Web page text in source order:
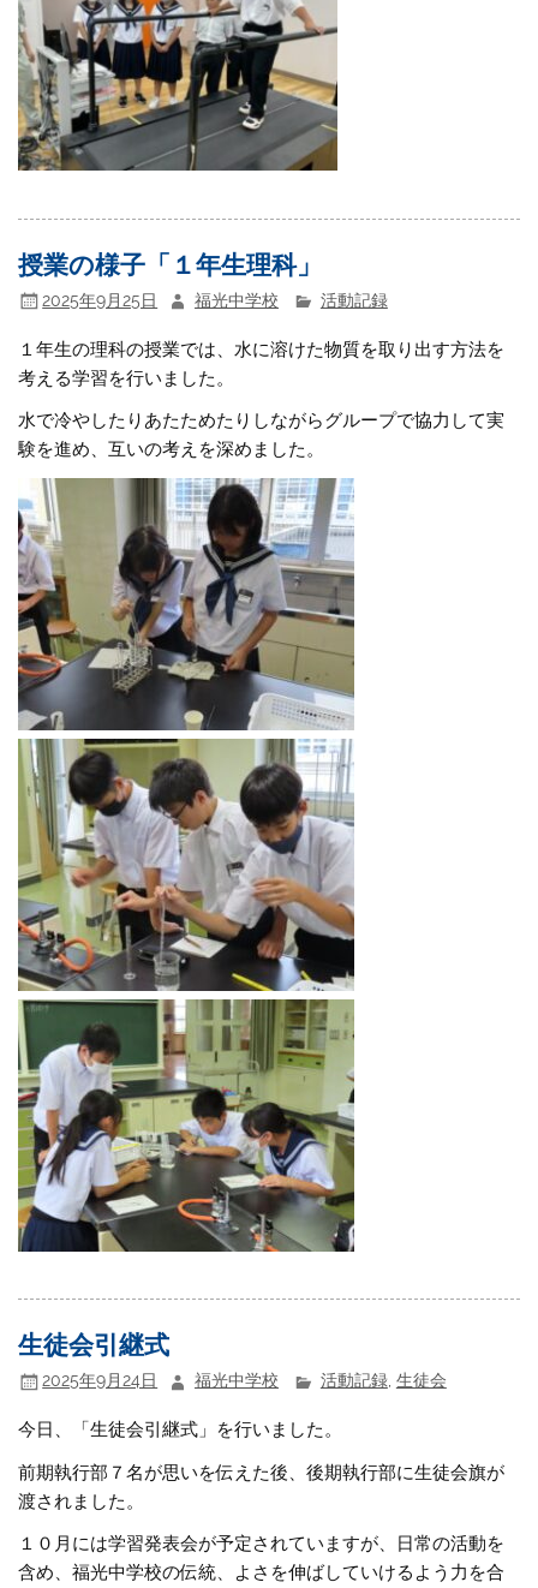
授業の様子「１年生理科」
2025年9月25日 福光中学校 活動記録
１年生の理科の授業では、水に溶けた物質を取り出す方法を
考える学習を行いました。
水で冷やしたりあたためたりしながらグループで協力して実
験を進め、互いの考えを深めました。
生徒会引継式
2025年9月24日 福光中学校 活動記録, 生徒会
今日、「生徒会引継式」を行いました。
前期執行部７名が思いを伝えた後、後期執行部に生徒会旗が
渡されました。
１０月には学習発表会が予定されていますが、日常の活動を
含め、福光中学校の伝統、よさを伸ばしていけるよう力を合